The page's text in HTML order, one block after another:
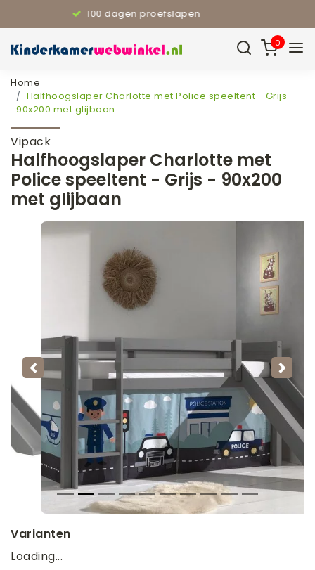
110% Laagste prijsgarantie
0
Home
Halfhoogslaper Charlotte met Police speeltent - Grijs -
90x200 met glijbaan
Vipack
Halfhoogslaper Charlotte met
Police speeltent - Grijs - 90x200
met glijbaan
Vorige
Varianten
Loading...